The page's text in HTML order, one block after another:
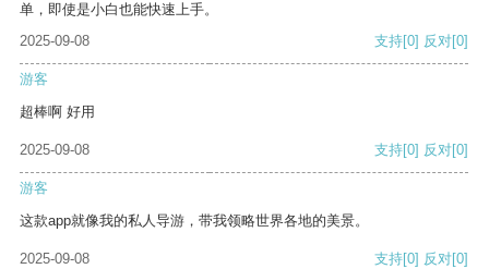
单，即使是小白也能快速上手。
2025-09-08
支持[0] 反对[0]
游客
超棒啊 好用
2025-09-08 支持[0] 反对[0]
游客
这款app就像我的私人导游，带我领略世界各地的美景。
2025-09-08 支持[0] 反对[0]